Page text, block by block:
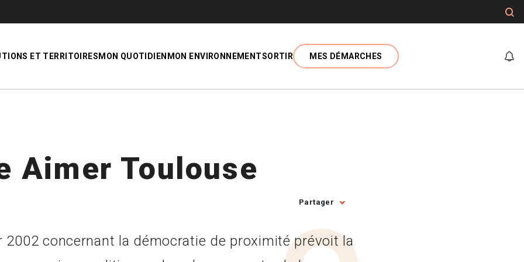
ET TERRITOIRES MON QUOTIDIEN MON ENVIRONNEMENTSORTIR MES DÉMARCHES
Aimer Toulouse
Partager
2002 concernant la démocratie de proximité prévoit la